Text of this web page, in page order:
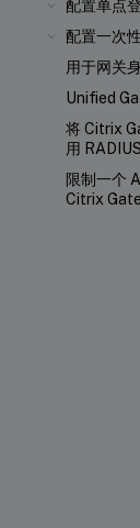
配置单点
配置一次
用于网关
Unified
将 Citrix
用
限制一个
Citrix